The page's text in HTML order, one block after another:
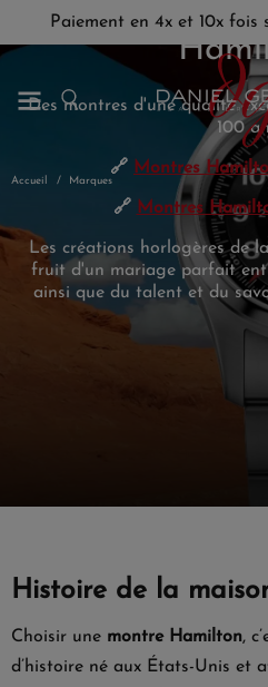
Paiement en 4x et 10x
Accueil Marques
Des montres d'une qualité
100
🔗 Montres
🔗 Montres
Les créations horlogères de
fruit d'un mariage parfait
ainsi que du talent et du
Histoire de la
Choisir une montre Hamilton,
d’histoire né aux États-Unis et